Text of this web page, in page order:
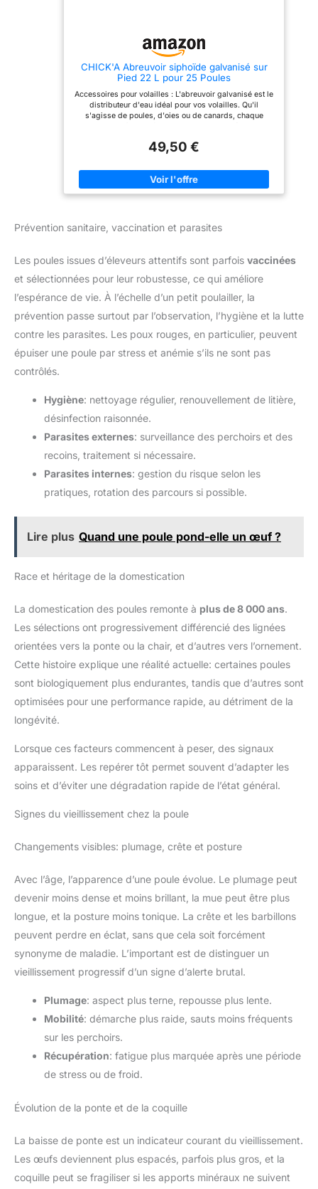
CHICK'A Abreuvoir siphoïde galvanisé sur
Pied 22 L pour 25 Poules
Accessoires pour volailles : L'abreuvoir galvanisé est le
distributeur d'eau idéal pour vos volailles. Qu'il
s'agisse de poules, d'oies ou de canards, chaque
l'abreuvoir à poulet est surélevé au-dessus du sol, la
majeures et est donc toujours propre et fraîche
CAPACITÉ : L'abreuvoir dispose d'un réservoir de 22
litres. Étant donné que les poules boivent entre 0,3 et
plusieurs jours, ce qui vous fait gagner un temps et un
travail précieux
49,50 €
Prévention sanitaire, vaccination et parasites
Les poules issues d’éleveurs attentifs sont parfois vaccinées
et sélectionnées pour leur robustesse, ce qui améliore
l’espérance de vie. À l’échelle d’un petit poulailler, la
prévention passe surtout par l’observation, l’hygiène et la lutte
contre les parasites. Les poux rouges, en particulier, peuvent
épuiser une poule par stress et anémie s’ils ne sont pas
contrôlés.
Hygiène: nettoyage régulier, renouvellement de litière,
désinfection raisonnée.
Parasites externes: surveillance des perchoirs et des
recoins, traitement si nécessaire.
Parasites internes: gestion du risque selon les
pratiques, rotation des parcours si possible.
Lire plus Quand une poule pond-elle un œuf ?
Race et héritage de la domestication
La domestication des poules remonte à plus de 8 000 ans.
Les sélections ont progressivement différencié des lignées
orientées vers la ponte ou la chair, et d’autres vers l’ornement.
Cette histoire explique une réalité actuelle: certaines poules
sont biologiquement plus endurantes, tandis que d’autres sont
optimisées pour une performance rapide, au détriment de la
longévité.
Lorsque ces facteurs commencent à peser, des signaux
apparaissent. Les repérer tôt permet souvent d’adapter les
soins et d’éviter une dégradation rapide de l’état général.
Signes du vieillissement chez la poule
Changements visibles: plumage, crête et posture
Avec l’âge, l’apparence d’une poule évolue. Le plumage peut
devenir moins dense et moins brillant, la mue peut être plus
longue, et la posture moins tonique. La crête et les barbillons
peuvent perdre en éclat, sans que cela soit forcément
synonyme de maladie. L’important est de distinguer un
vieillissement progressif d’un signe d’alerte brutal.
Plumage: aspect plus terne, repousse plus lente.
Mobilité: démarche plus raide, sauts moins fréquents
sur les perchoirs.
Récupération: fatigue plus marquée après une période
de stress ou de froid.
Évolution de la ponte et de la coquille
La baisse de ponte est un indicateur courant du vieillissement.
Les œufs deviennent plus espacés, parfois plus gros, et la
coquille peut se fragiliser si les apports minéraux ne suivent